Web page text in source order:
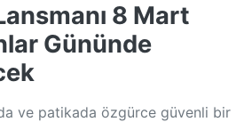
8 Mart
Gününde
ve patikada özgürce güvenli bir